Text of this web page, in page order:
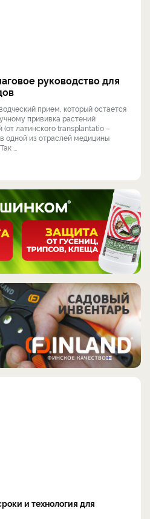
руководство для
прием, который остается
прививка растений
(от латинского transplantatio –
одной из отраслей медицины
...
и технология для